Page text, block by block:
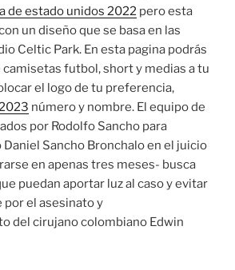
de estado unidos 2022 pero esta
un diseño que se basa en las
Celtic Park. En esta pagina podrás
futbol, short y medias a tu
el logo de tu preferencia,
número y nombre. El equipo de
por Rodolfo Sancho para
Sancho Bronchalo en el juicio
en apenas tres meses- busca
puedan aportar luz al caso y evitar
por el asesinato y
del cirujano colombiano Edwin